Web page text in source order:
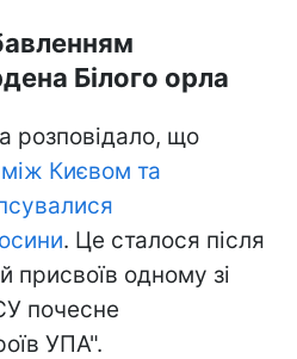
Білого орла
розповідало, що
між Києвом та
. Це сталося після
присвоїв одному зі
почесне
УПА".